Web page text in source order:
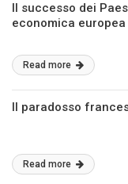
Il successo dei
economica europea
Read more
Il paradosso
Read more